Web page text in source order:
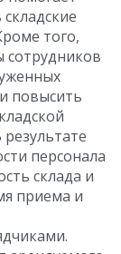
того,
сотрудников
повысить
персонала
склада и
приема и